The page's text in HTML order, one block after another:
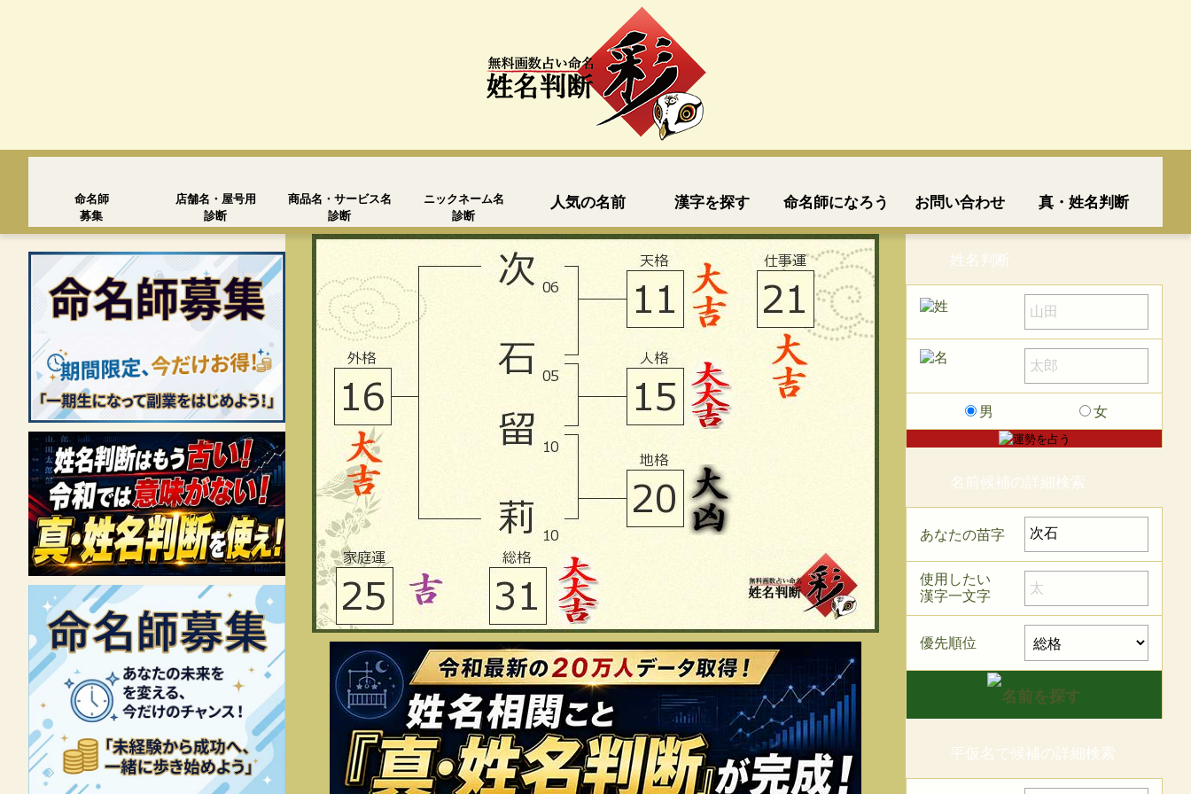
命名師
募集
店舗名・屋号用
診断
商品名・サービス名
診断
ニックネーム名
診断
人気の名前 漢字を探す 命名師になろう お問い合わせ 真・姓名判断
姓名判断
男 女
名前候補の詳細検索
あなたの苗字
使用したい
漢字一文字
優先順位
平仮名で候補の詳細検索